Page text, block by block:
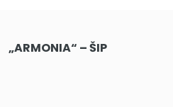
„ARMONIA“ – ŠIP